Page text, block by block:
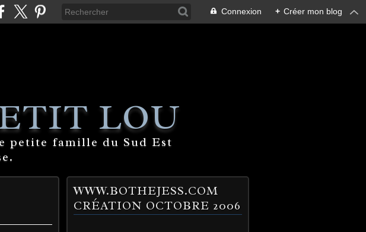
Connexion + Créer mon blog
LOU
petite famille du Sud Est
WWW.BOTHEJESS.COM
CRÉATION OCTOBRE 2006